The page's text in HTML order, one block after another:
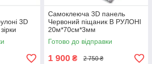
3D
Самоклеюча 3D панель
Червоний піщаник В РУЛОНІ
20м*70см*3мм
Готово до відправки
1 900 ₴ 2 750 ₴